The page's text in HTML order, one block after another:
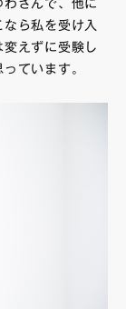
さんで、他に
ら私を受け入
えずに受験し
ています。